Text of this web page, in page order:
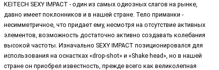
KEITECH SEXY IMPACT - один из самых одиозных слагов на рынке,
давно имеет поклонников и в нашей стране. Тело приманки -
несимметричное, что придает ему, несмотря на отсутствие активных
элементов, возможность достаточно активно создавать колебания
высокой частоты. Изначально SEXY IMPACT позиционировался для
использования на оснастках «drop-shot» и «Shake head», но в нашей
стране он приобрел известность, прежде всего как великолепная